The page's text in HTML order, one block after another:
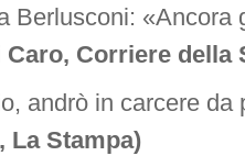
Berlusconi: «Ancora
Caro, Corriere della
andrò in carcere da
La Stampa)